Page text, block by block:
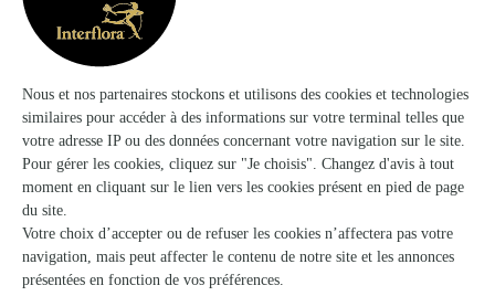
Le Paradis des Fleurs
BU
★ ★★★ ★4.7 (95)
29, rue Francs Bourgeois
Voir la boutique